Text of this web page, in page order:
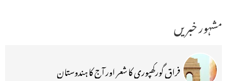
مشہور خبریں
فراق گورکھپوری کا شعر اور آج کا ہندوستان